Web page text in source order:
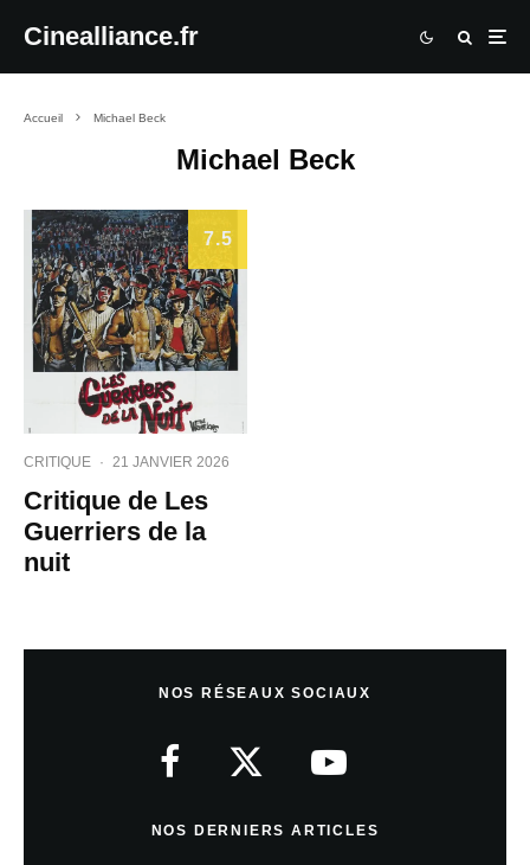
Cinealliance.fr
Accueil Michael Beck
Michael Beck
7.5
CRITIQUE · 21 JANVIER 2026
Critique de Les
Guerriers de la
nuit
NOS RÉSEAUX SOCIAUX
NOS DERNIERS ARTICLES